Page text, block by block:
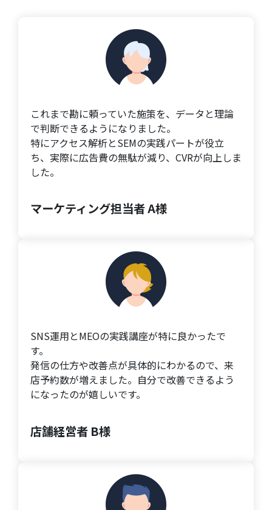
これまで勘に頼っていた施策を、データと理論
で判断できるようになりました。
特にアクセス解析とSEMの実践パートが役立
ち、実際に広告費の無駄が減り、CVRが向上しま
した。
マーケティング担当者 A様
SNS運用とMEOの実践講座が特に良かったで
す。
発信の仕方や改善点が具体的にわかるので、来
店予約数が増えました。自分で改善できるよう
になったのが嬉しいです。
店舗経営者 B様